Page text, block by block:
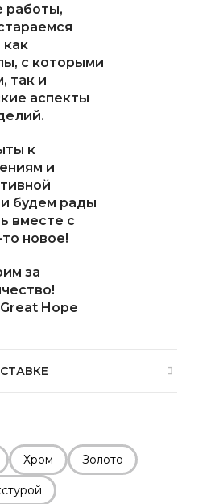
работы,
как
с которыми
так и
аспекты
к
и
будем рады
вместе с
новое!
за
Hope
Хром Золото